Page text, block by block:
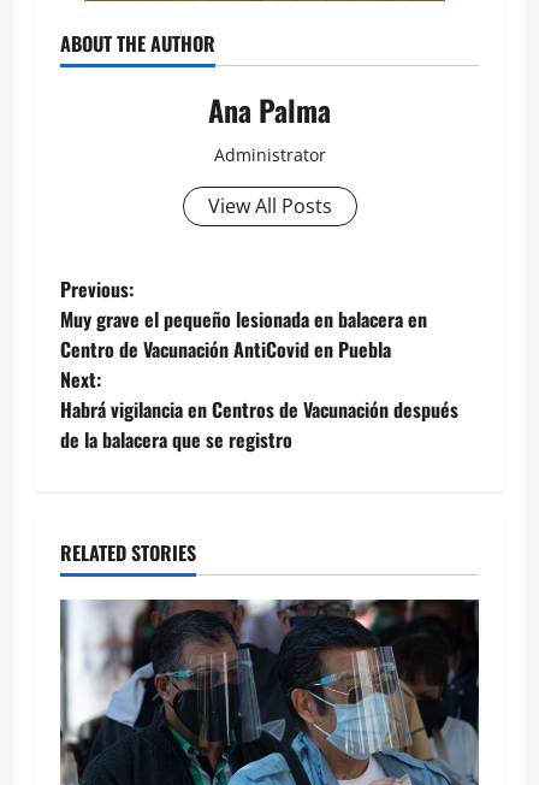
ABOUT THE AUTHOR
Ana Palma
Administrator
View All Posts
Post
navigation
Previous:
Muy grave el pequeño lesionada en balacera en
Centro de Vacunación AntiCovid en Puebla
Next:
Habrá vigilancia en Centros de Vacunación después
de la balacera que se registro
RELATED STORIES